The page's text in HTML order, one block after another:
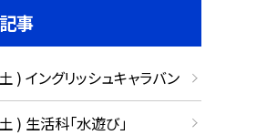
事
) イングリッシュキャラバン
) 生活科「水遊び」